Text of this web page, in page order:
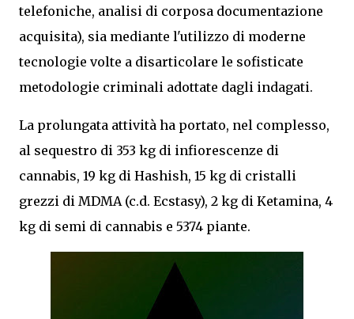
telefoniche, analisi di corposa documentazione
acquisita), sia mediante l'utilizzo di moderne
tecnologie volte a disarticolare le sofisticate
metodologie criminali adottate dagli indagati.
La prolungata attività ha portato, nel complesso,
al sequestro di 353 kg di infiorescenze di
cannabis, 19 kg di Hashish, 15 kg di cristalli
grezzi di MDMA (c.d. Ecstasy), 2 kg di Ketamina, 4
kg di semi di cannabis e 5374 piante.